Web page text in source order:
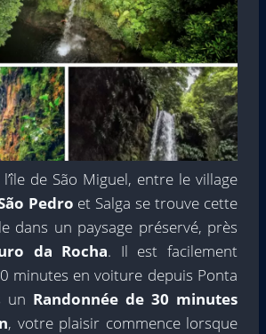
de São Miguel, entre le village
Pedro et Salga se trouve cette
dans un paysage préservé, près
da Rocha. Il est facilement
minutes en voiture depuis Ponta
un Randonnée de 30 minutes
, votre plaisir commence lorsque